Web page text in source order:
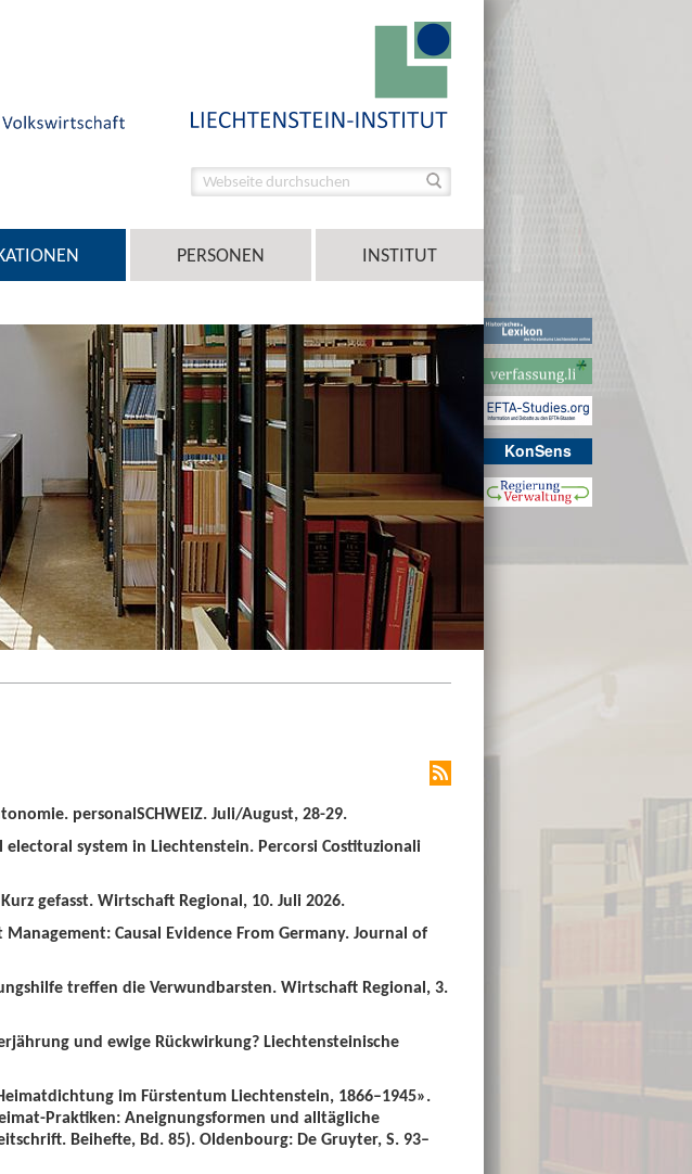
KonSens
PERSONEN INSTITUT
personalSCHWEIZ. Juli/August, 28-29.
system in Liechtenstein. Percorsi Costituzionali
gefasst. Wirtschaft Regional, 10. Juli 2026.
Causal Evidence From Germany. Journal of
treffen die Verwundbarsten. Wirtschaft Regional, 3.
und ewige Rückwirkung? Liechtensteinische
im Fürstentum Liechtenstein, 1866–1945».
Praktiken: Aneignungsformen und alltägliche
Beihefte, Bd. 85). Oldenbourg: De Gruyter, S. 93–